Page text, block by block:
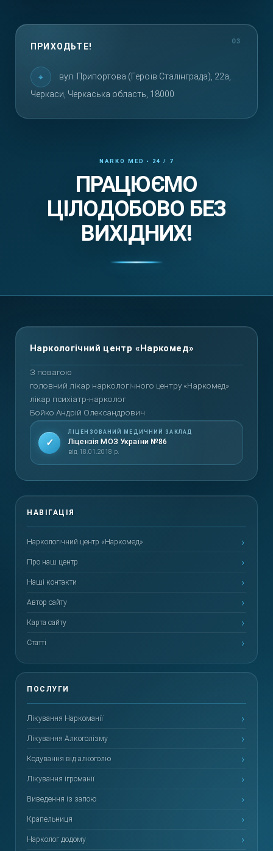
ПРИХОДЬТЕ!
вул. Припортова (Героїв Сталінграда), 22а,
Черкаси, Черкаська область, 18000
ПРАЦЮЄМО
ЦІЛОДОБОВО БЕЗ
ВИХІДНИХ!
З повагою
головний лікар наркологічного центру «Наркомед»
лікар психіатр-нарколог
Бойко Андрій Олександрович
✓
ЛІЦЕНЗОВАНИЙ МЕДИЧНИЙ ЗАКЛАД
Ліцензія МОЗ України №86
від 18.01.2018 р.
Наркологічний центр «Наркомед»
Про наш центр
Наші контакти
Автор сайту
Карта сайту
Статті
Лікування Наркоманії
Лікування Алкоголізму
Кодування від алкоголю
Лікування ігроманії
Виведення із запою
Крапельниця
Нарколог додому